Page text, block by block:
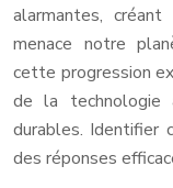
alarmantes,
menace notre
cette progression
de la technologie
durables. Identifier
des réponses